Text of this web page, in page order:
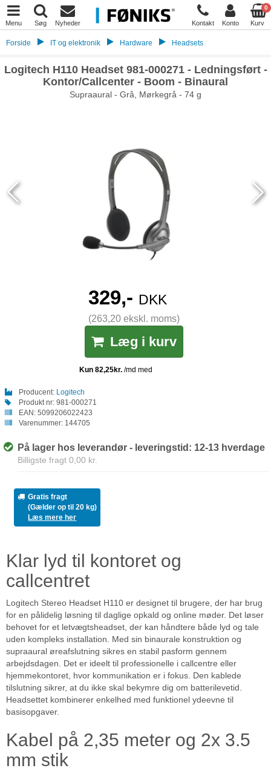
Menu Søg Nyheder Kontakt Konto
0
Kurv
Forside IT og elektronik Hardware Headsets
Logitech H110 Headset 981-000271 - Ledningsført -
Kontor/Callcenter - Boom - Binaural
Supraaural - Grå, Mørkegrå - 74 g
329,- DKK
(263,20 ekskl. moms)
Læg i kurv
Producent: Logitech
Produkt nr: 981-000271
EAN: 5099206022423
Varenummer: 144705
På lager hos leverandør - leveringstid: 12-13 hverdage
Billigste fragt 0,00 kr.
Gratis fragt
(Gælder op til 20 kg)
Læs mere her
Klar lyd til kontoret og
callcentret
Logitech Stereo Headset H110 er designet til brugere, der har brug
for en pålidelig løsning til daglige opkald og online møder. Det løser
behovet for et letvægtsheadset, der kan håndtere både lyd og tale
uden kompleks installation. Med sin binaurale konstruktion og
supraaural øreafslutning sikres en stabil pasform gennem
arbejdsdagen. Det er ideelt til professionelle i callcentre eller
hjemmekontoret, hvor kommunikation er i fokus. Den kablede
tilslutning sikrer, at du ikke skal bekymre dig om batterilevetid.
Headsettet kombinerer enkelhed med funktionel ydeevne til
basisopgaver.
Kabel på 2,35 meter og 2x 3.5
mm stik